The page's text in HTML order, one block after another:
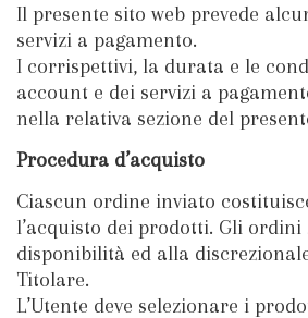
Il presente sito web prevede
servizi a pagamento.
I corrispettivi, la durata e le
account e dei servizi a
nella relativa sezione del
Procedura d’acquisto
Ciascun ordine inviato
l’acquisto dei prodotti. Gli ordini
disponibilità ed alla
Titolare.
L’Utente deve selezionare i